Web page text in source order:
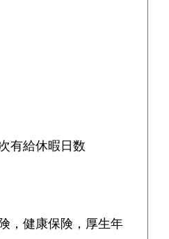
有給休暇日数
，健康保険，厚生年